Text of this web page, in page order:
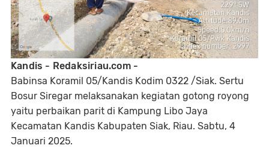
Kandis - Redaksiriau.com -
Babinsa Koramil 05/Kandis Kodim 0322 /Siak. Sertu
Bosur Siregar melaksanakan kegiatan gotong royong
yaitu perbaikan parit di Kampung Libo Jaya
Kecamatan Kandis Kabupaten Siak, Riau. Sabtu, 4
Januari 2025.